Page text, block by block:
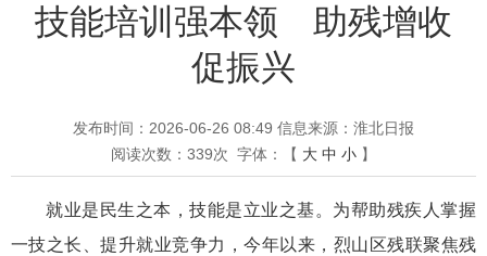
技能培训强本领 助残增收
促振兴
发布时间：2026-06-26 08:49 信息来源：淮北日报
阅读次数： 339次 字体：【 大 中 小 】
就业是民生之本，技能是立业之基。为帮助残疾人掌握
一技之长、提升就业竞争力，今年以来，烈山区残联聚焦残